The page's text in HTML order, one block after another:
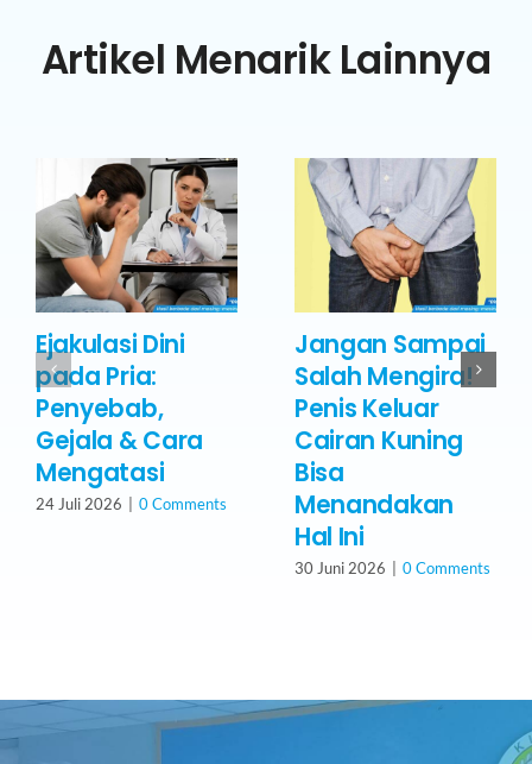
Artikel Menarik Lainnya
Ejakulasi Dini
pada Pria:
Penyebab,
Gejala & Cara
Mengatasi
24 Juli 2026 0 Comments
Jangan Sampai
Salah Mengira!
Penis Keluar
Cairan Kuning
Bisa
Menandakan
Hal Ini
30 Juni 2026 0 Comments